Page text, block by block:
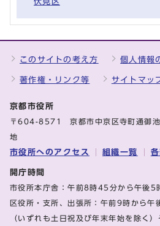
伏見区
このサイトの考え方 個人情報
著作権・リンク等 サイトマッ
京都市役所
〒604-8571 京都市中京区寺町通御
地
市役所へのアクセス 組織一覧
開庁時間
市役所本庁舎：午前8時45分から午後
区役所・支所、出張所：午前9時から
（いずれも土日祝及び年末年始を除く